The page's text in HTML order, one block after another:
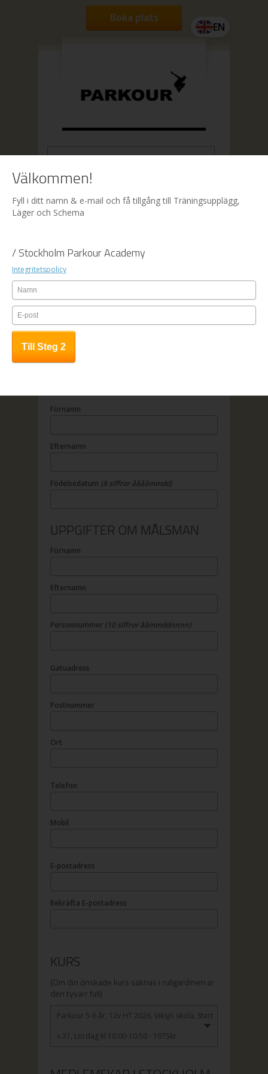
EN
Boka plats
Boka
1. Fyll i anmälningsformuläret
3. All kursinfo sänds till angiven e-
mailadress
OBS! Anmälan är bindande.
Förnamn
Efternamn
Födelsedatum (8 siffror ååååmmdd)
UPPGIFTER OM MÅLSMAN
Förnamn
Efternamn
Personnummer (10 siffror ååmmddnnnn)
Gatuadress
Postnummer
Ort
Telefon
Mobil
E-postadress
Bekräfta E-postadress
KURS
(Om din önskade kurs saknas i rullgardinen är
den tyvärr full)
Parkour 5-6 år, 12v HT 2026, Viksjö skola, Start
v.37, Lördag kl 10.00-10.50 - 1975kr
Välkommen!
Fyll i ditt namn & e-mail och få tillgång till Träningsupplägg,
Läger och Schema
/ Stockholm Parkour Academy
Integritetspolicy